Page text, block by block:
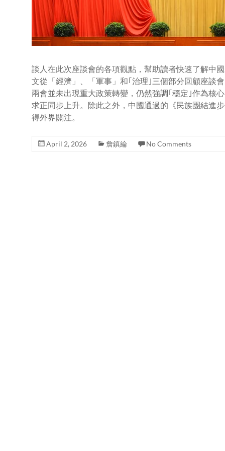
談人在此次座談會的各項觀點，幫助讀者快速了解中
文從「經濟」、「軍事」和｢治理｣三個部分回顧座談
兩會並未出現重大政策轉變，仍然強調｢穩定｣作為核
求正同步上升。除此之外，中國通過的《民族團結進
得外界關注。
April 2, 2026 詹鎮綸 No Comments